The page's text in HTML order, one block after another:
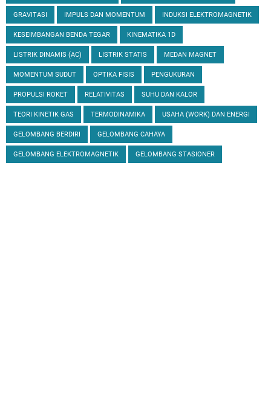
GRAVITASI IMPULS DAN MOMENTUM INDUKSI ELEKTROMAGNETIK
KESEIMBANGAN BENDA TEGAR KINEMATIKA 1D
LISTRIK DINAMIS (AC) LISTRIK STATIS MEDAN MAGNET
MOMENTUM SUDUT OPTIKA FISIS PENGUKURAN
PROPULSI ROKET RELATIVITAS SUHU DAN KALOR
TEORI KINETIK GAS TERMODINAMIKA USAHA (WORK) DAN ENERGI
GELOMBANG BERDIRI GELOMBANG CAHAYA
GELOMBANG ELEKTROMAGNETIK GELOMBANG STASIONER